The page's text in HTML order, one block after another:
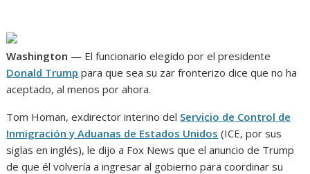
Washington — El funcionario elegido por el presidente
Donald Trump para que sea su zar fronterizo dice que no ha
aceptado, al menos por ahora.
Tom Homan, exdirector interino del Servicio de Control de
Inmigración y Aduanas de Estados Unidos (ICE, por sus
siglas en inglés), le dijo a Fox News que el anuncio de Trump
de que él volvería a ingresar al gobierno para coordinar su